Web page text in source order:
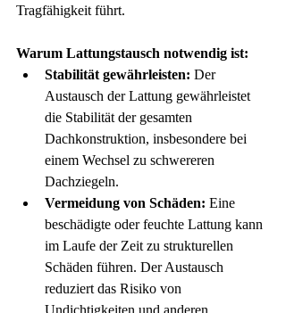
Tragfähigkeit führt.
Warum Lattungstausch notwendig ist:
Stabilität gewährleisten: Der
Austausch der Lattung gewährleistet
die Stabilität der gesamten
Dachkonstruktion, insbesondere bei
einem Wechsel zu schwereren
Dachziegeln.
Vermeidung von Schäden: Eine
beschädigte oder feuchte Lattung kann
im Laufe der Zeit zu strukturellen
Schäden führen. Der Austausch
reduziert das Risiko von
Undichtigkeiten und anderen